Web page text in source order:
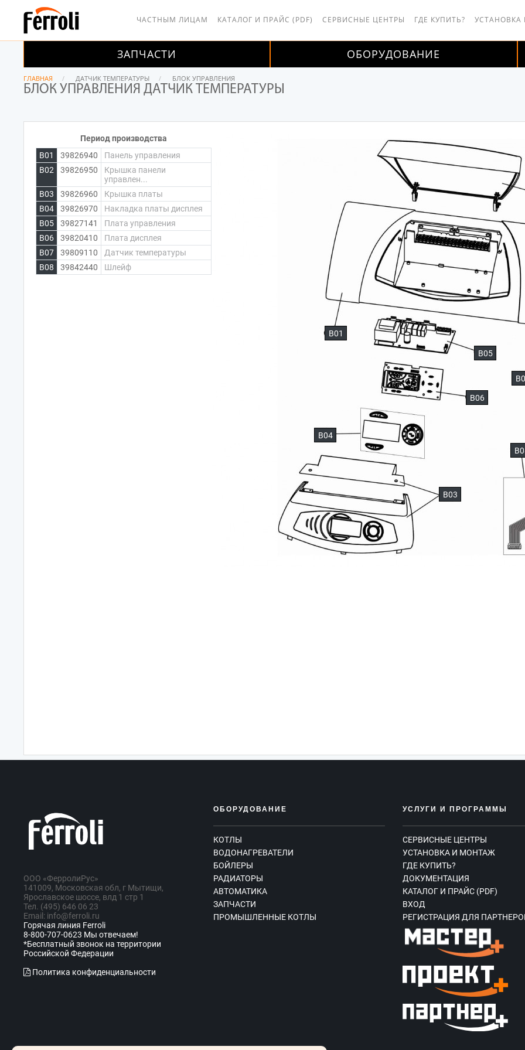
ЧАСТНЫМ ЛИЦАМ КАТАЛОГ И ПРАЙС (PDF) СЕРВИСНЫЕ ЦЕНТРЫ ГДЕ КУПИТЬ?
ЗАПЧАСТИ ОБОРУДОВАНИЕ
ГЛАВНАЯ ДАТЧИК ТЕМПЕРАТУРЫ БЛОК УПРАВЛЕНИЯ
БЛОК УПРАВЛЕНИЯ ДАТЧИК ТЕМПЕРАТУРЫ
Период производства
B01
39826940
Панель управления
B02
39826950
Крышка панели
управлен...
B03
39826960
Крышка платы
B04
39826970
Накладка платы дисплея
B05
39827141
Плата управления
B06
39820410
Плата дисплея
B07
39809110
Датчик температуры
B08
39842440 Шлейф
B01
B03
B04
B05
B06
ООО «ФерролиРус»
141009, Московская обл, г Мытищи,
Ярославское шоссе, влд 1 стр 1
Тел. (495) 646 06 23
Email: info@ferroli.ru
Горячая линия Ferroli
8-800-707-0623 Мы отвечаем!
*Бесплатный звонок на территории
Российской Федерации
Политика конфиденциальности
ОБОРУДОВАНИЕ
КОТЛЫ
ВОДОНАГРЕВАТЕЛИ
БОЙЛЕРЫ
РАДИАТОРЫ
АВТОМАТИКА
ЗАПЧАСТИ
ПРОМЫШЛЕННЫЕ КОТЛЫ
УСЛУГИ И ПРОГРАММЫ
СЕРВИСНЫЕ ЦЕНТРЫ
УСТАНОВКА И МОНТАЖ
ГДЕ КУПИТЬ?
ДОКУМЕНТАЦИЯ
КАТАЛОГ И ПРАЙС (PDF)
ВХОД
РЕГИСТРАЦИЯ ДЛЯ